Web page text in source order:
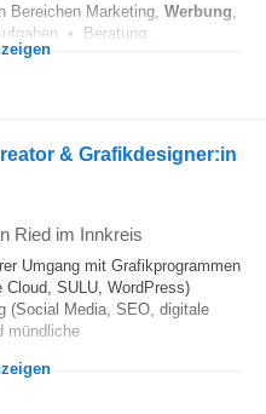
Bereichen Marketing, Werbung,
• Beratung...
& Grafikdesigner:in
Ried im Innkreis
Umgang mit Grafikprogrammen
SULU, WordPress)
(Social Media, SEO, digitale
mündliche